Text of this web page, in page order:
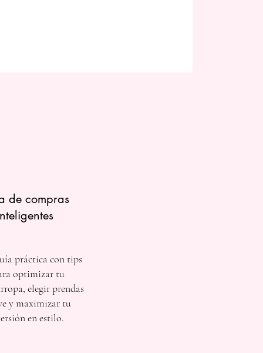
de compras
práctica con tips
optimizar tu
elegir prendas
y maximizar tu
en estilo.